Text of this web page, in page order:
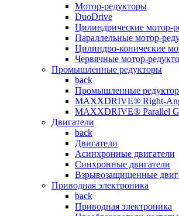
Мотор-редукторы
DuoDrive
Цилиндрические мотор-
Параллельные мотор-
Цилиндро-конические
Червячные мотор-
Промышленные редукторы
back
Промышленные
MAXXDRIVE® Right-
MAXXDRIVE® Parallel
Двигатели
back
Двигатели
Асинхронные двигатели
Синхронные двигатели
Взрывозащищенные
Приводная электроника
back
Приводная электроника